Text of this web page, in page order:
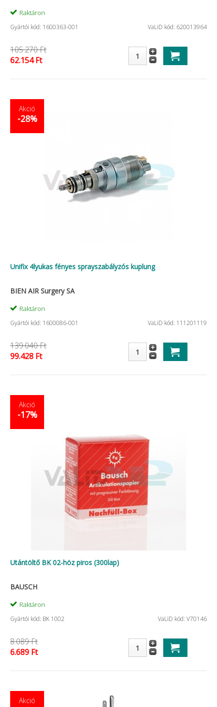
Raktáron
Gyártói kód: 1600363-001 VaLiD kód: 620013964
105.270 Ft
62.154 Ft
Akció
-28%
Unifix 4lyukas fényes sprayszabályzós kuplung
BIEN AIR Surgery SA
Raktáron
Gyártói kód: 1600086-001 VaLiD kód: 111201119
139.040 Ft
99.428 Ft
Akció
-17%
Utántöltő BK 02-höz piros (300lap)
BAUSCH
Raktáron
Gyártói kód: BK 1002 VaLiD kód: V70146
8.089 Ft
6.689 Ft
Akció